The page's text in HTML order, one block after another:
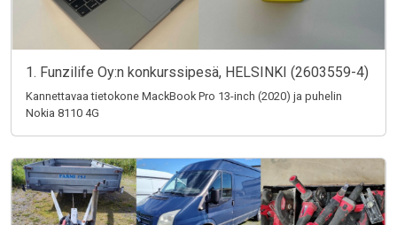
1. Funzilife Oy:n konkurssipesä, HELSINKI (2603559-4)
Kannettavaa tietokone MackBook Pro 13-inch (2020) ja puhelin
Nokia 8110 4G